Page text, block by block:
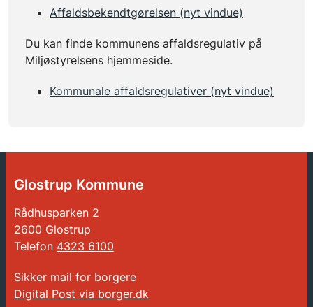
Affaldsbekendtgørelsen (nyt vindue)
Du kan finde kommunens affaldsregulativ på
Miljøstyrelsens hjemmeside.
Kommunale affaldsregulativer (nyt vindue)
Glostrup Kommune
Rådhusparken 2
2600 Glostrup
Telefon 4323 6100
Sikker mail for borgere
Digital Post via borger.dk